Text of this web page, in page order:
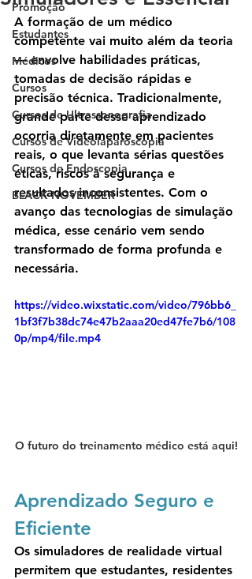
Promoção
Estudantes
Médicos
Cursos
Cursos de Ultrassonografia
Cursos de Videolaparoscopia
Cursos de Endoscopia
BLACK NOVEMBER
A formação de um médico
competente vai muito além da teoria
— envolve habilidades práticas,
tomadas de decisão rápidas e
precisão técnica. Tradicionalmente,
grande parte desse aprendizado
ocorria diretamente em pacientes
reais, o que levanta sérias questões
éticas, riscos à segurança e
resultados inconsistentes. Com o
avanço das tecnologias de simulação
médica, esse cenário vem sendo
transformado de forma profunda e
necessária.
https://video.wixstatic.com/video/796bb6_
1bf3f7b38dc74e47b2aaa20ed47fe7b6/108
0p/mp4/file.mp4
O futuro do treinamento médico está aqui!
Aprendizado Seguro e
Eficiente
Os simuladores de realidade virtual
permitem que estudantes, residentes